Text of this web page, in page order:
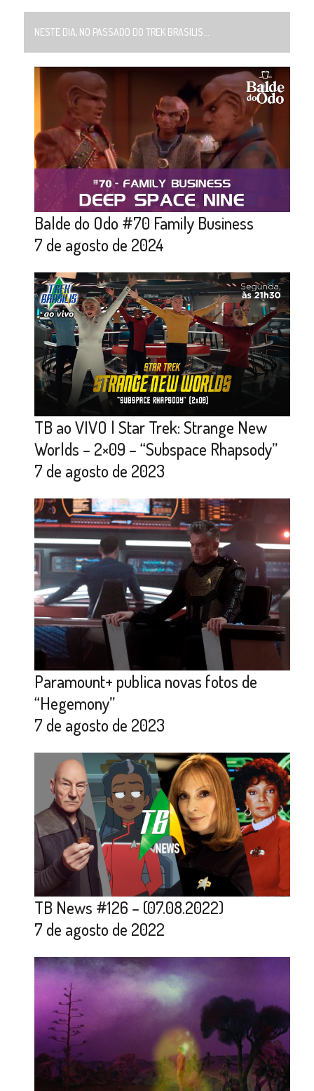
NESTE DIA, NO PASSADO DO TREK BRASILIS...
Balde do Odo #70 Family Business
7 de agosto de 2024
TB ao VIVO | Star Trek: Strange New
Worlds – 2×09 – “Subspace Rhapsody”
7 de agosto de 2023
Paramount+ publica novas fotos de
“Hegemony”
7 de agosto de 2023
TB News #126 – (07.08.2022)
7 de agosto de 2022